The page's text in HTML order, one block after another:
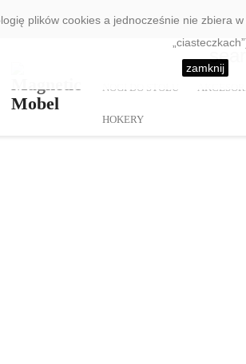
plików cookies a jednocześnie nie zbiera
zamknij
NOGI DO STOŁU
HOKERY